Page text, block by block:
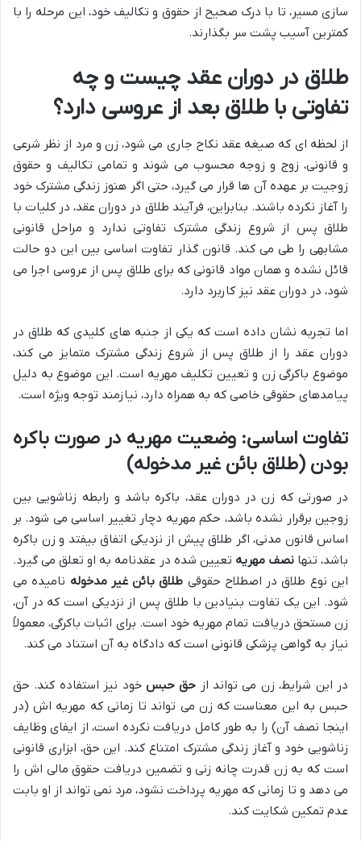
سازی مسیر، تا با درک صحیح از حقوق و تکالیف خود، این مرحله را با
کمترین آسیب پشت سر بگذارند.
طلاق در دوران عقد چیست و چه
تفاوتی با طلاق بعد از عروسی دارد؟
از لحظه ای که صیغه عقد نکاح جاری می شود، زن و مرد از نظر شرعی
و قانونی، زوج و زوجه محسوب می شوند و تمامی تکالیف و حقوق
زوجیت بر عهده آن ها قرار می گیرد، حتی اگر هنوز زندگی مشترک خود
را آغاز نکرده باشند. بنابراین، فرآیند طلاق در دوران عقد، در کلیات با
طلاق پس از شروع زندگی مشترک تفاوتی ندارد و مراحل قانونی
مشابهی را طی می کند. قانون گذار تفاوت اساسی بین این دو حالت
قائل نشده و همان مواد قانونی که برای طلاق پس از عروسی اجرا می
شود، در دوران عقد نیز کاربرد دارد.
اما تجربه نشان داده است که یکی از جنبه های کلیدی که طلاق در
دوران عقد را از طلاق پس از شروع زندگی مشترک متمایز می کند،
موضوع باکرگی زن و تعیین تکلیف مهریه است. این موضوع به دلیل
پیامدهای حقوقی خاصی که به همراه دارد، نیازمند توجه ویژه است.
تفاوت اساسی: وضعیت مهریه در صورت باکره
بودن (طلاق بائن غیر مدخوله)
در صورتی که زن در دوران عقد، باکره باشد و رابطه زناشویی بین
زوجین برقرار نشده باشد، حکم مهریه دچار تغییر اساسی می شود. بر
اساس قانون مدنی، اگر طلاق پیش از نزدیکی اتفاق بیفتد و زن باکره
باشد، تنهانصف مهریه تعیین شده در عقدنامه به او تعلق می گیرد.
این نوع طلاق در اصطلاح حقوقی طلاق بائن غیر مدخوله نامیده می
شود. این یک تفاوت بنیادین با طلاق پس از نزدیکی است که در آن،
زن مستحق دریافت تمام مهریه خود است. برای اثبات باکرگی، معمولاً
نیاز به گواهی پزشکی قانونی است که دادگاه به آن استناد می کند.
در این شرایط، زن می تواند از حق حبس خود نیز استفاده کند. حق
حبس به این معناست که زن می تواند تا زمانی که مهریه اش (در
اینجا نصف آن) را به طور کامل دریافت نکرده است، از ایفای وظایف
زناشویی خود و آغاز زندگی مشترک امتناع کند. این حق، ابزاری قانونی
است که به زن قدرت چانه زنی و تضمین دریافت حقوق مالی اش را
می دهد و تا زمانی که مهریه پرداخت نشود، مرد نمی تواند از او بابت
عدم تمکین شکایت کند.